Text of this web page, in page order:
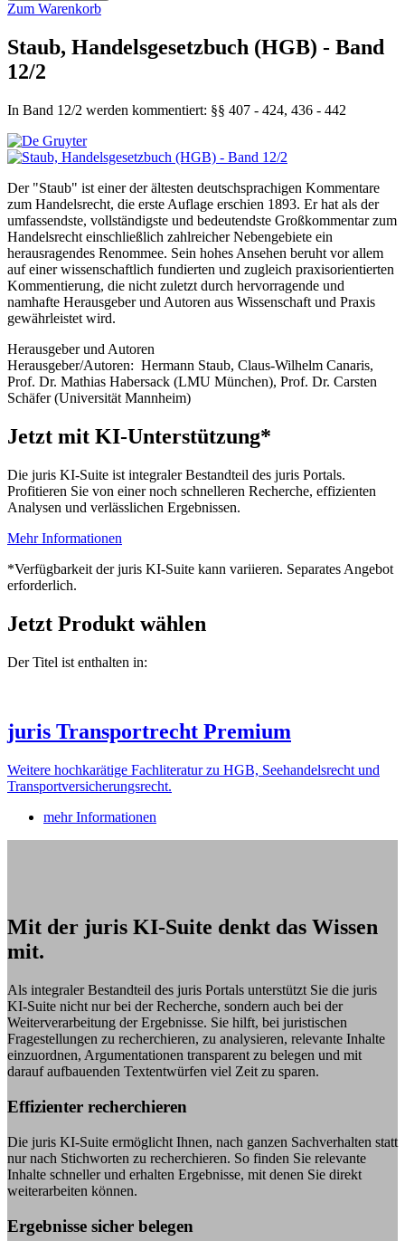
Zum Warenkorb
Staub, Handelsgesetzbuch (HGB) - Band
12/2
In Band 12/2 werden kommentiert: §§ 407 - 424, 436 - 442
Der "Staub" ist einer der ältesten deutschsprachigen Kommentare
zum Handelsrecht, die erste Auflage erschien 1893. Er hat als der
umfassendste, vollständigste und bedeutendste Großkommentar zum
Handelsrecht einschließlich zahlreicher Nebengebiete ein
herausragendes Renommee. Sein hohes Ansehen beruht vor allem
auf einer wissenschaftlich fundierten und zugleich praxisorientierten
Kommentierung, die nicht zuletzt durch hervorragende und
namhafte Herausgeber und Autoren aus Wissenschaft und Praxis
gewährleistet wird.
Herausgeber und Autoren
Herausgeber/Autoren: Hermann Staub, Claus-Wilhelm Canaris,
Prof. Dr. Mathias Habersack (LMU München), Prof. Dr. Carsten
Schäfer (Universität Mannheim)
Jetzt mit KI-Unterstützung*
Die juris KI-Suite ist integraler Bestandteil des juris Portals.
Profitieren Sie von einer noch schnelleren Recherche, effizienten
Analysen und verlässlichen Ergebnissen.
Mehr Informationen
*Verfügbarkeit der juris KI-Suite kann variieren. Separates Angebot
erforderlich.
Jetzt Produkt wählen
Der Titel ist enthalten in:
juris Transportrecht Premium
Weitere hochkarätige Fachliteratur zu HGB, Seehandelsrecht und
Transportversicherungsrecht.
mehr Informationen
Mit der juris KI-Suite denkt das Wissen
mit.
Als integraler Bestandteil des juris Portals unterstützt Sie die juris
KI-Suite nicht nur bei der Recherche, sondern auch bei der
Weiterverarbeitung der Ergebnisse. Sie hilft, bei juristischen
Fragestellungen zu recherchieren, zu analysieren, relevante Inhalte
einzuordnen, Argumentationen transparent zu belegen und mit
darauf aufbauenden Textentwürfen viel Zeit zu sparen.
Effizienter recherchieren
Die juris KI-Suite ermöglicht Ihnen, nach ganzen Sachverhalten statt
nur nach Stichworten zu recherchieren. So finden Sie relevante
Inhalte schneller und erhalten Ergebnisse, mit denen Sie direkt
weiterarbeiten können.
Ergebnisse sicher belegen